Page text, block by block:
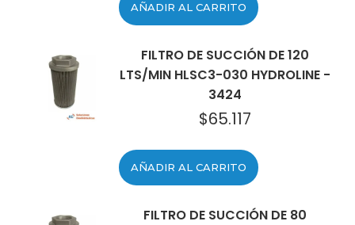
AÑADIR AL CARRITO
FILTRO DE SUCCIÓN DE 120
LTS/MIN HLSC3-030 HYDROLINE -
3424
$65.117
AÑADIR AL CARRITO
FILTRO DE SUCCIÓN DE 80